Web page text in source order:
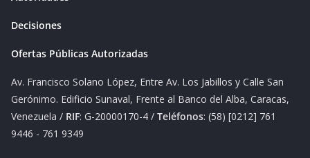
Decisiones
Ofertas Públicas Autorizadas
Av. Francisco Solano López, Entre Av. Los Jabillos y Calle San
Gerónimo. Edificio Sunaval, Frente al Banco del Alba, Caracas,
Venezuela / RIF: G-20000170-4 / Teléfonos: (58) [0212] 761
9446 - 761 9349